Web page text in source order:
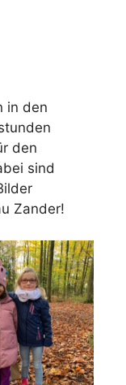
in den
den
sind
Zander!